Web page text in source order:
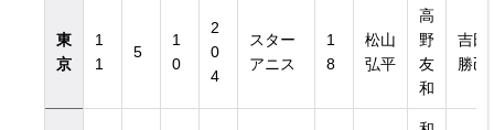
東
京
1
1
5
1
0
2
0
4
スター
アニス
1
8
松山
弘平
高
野
友
和
吉田
勝己